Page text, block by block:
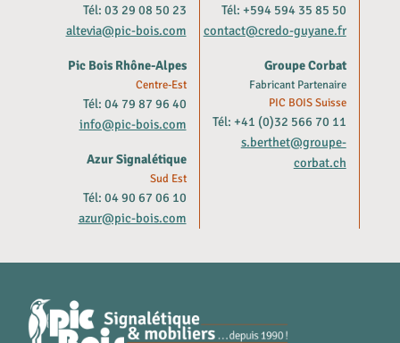
Tél: 03 29 08 50 23
altevia@pic-bois.com
Pic Bois Rhône-Alpes
Centre-Est
Tél: 04 79 87 96 40
info@pic-bois.com
Azur Signalétique
Sud Est
Tél: 04 90 67 06 10
azur@pic-bois.com
Tél: +594 594 35 85 50
contact@credo-guyane.fr
Groupe Corbat
Fabricant Partenaire
PIC BOIS Suisse
Tél: +41 (0)32 566 70 11
s.berthet@groupe-
corbat.ch